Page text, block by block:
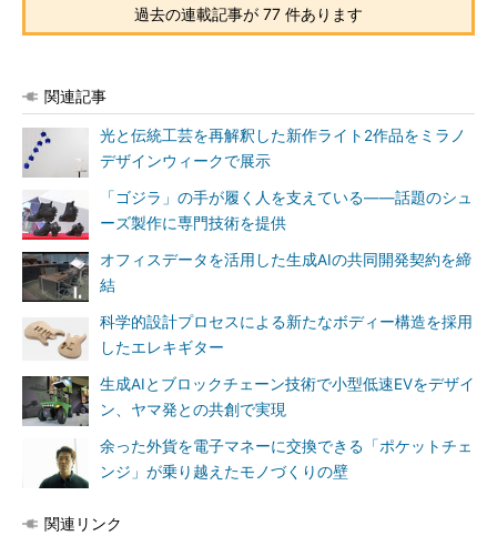
過去の連載記事が 77 件あります
関連記事
光と伝統工芸を再解釈した新作ライト2作品をミラノ
デザインウィークで展示
「ゴジラ」の手が履く人を支えている――話題のシュ
ーズ製作に専門技術を提供
オフィスデータを活用した生成AIの共同開発契約を締
結
科学的設計プロセスによる新たなボディー構造を採用
したエレキギター
生成AIとブロックチェーン技術で小型低速EVをデザイ
ン、ヤマ発との共創で実現
余った外貨を電子マネーに交換できる「ポケットチェ
ンジ」が乗り越えたモノづくりの壁
関連リンク